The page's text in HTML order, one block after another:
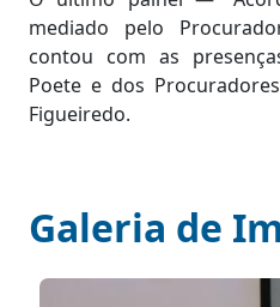
mediado pelo
contou com as
Poete e dos
Figueiredo.
Galeria de